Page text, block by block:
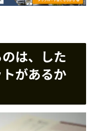
は、した
があるか